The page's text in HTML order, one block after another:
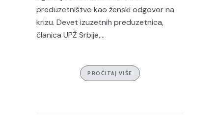
preduzetništvo kao ženski odgovor na
krizu. Devet izuzetnih preduzetnica,
članica UPŽ Srbije,...
PROČITAJ VIŠE